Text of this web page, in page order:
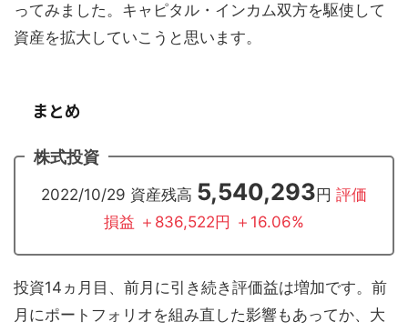
ってみました。キャピタル・インカム双方を駆使して
資産を拡大していこうと思います。
まとめ
株式投資
2022/10/29 資産残高 5,540,293 円 評価
損益 ＋836,522円 ＋16.06%
投資14ヵ月目、前月に引き続き評価益は増加です。前
月にポートフォリオを組み直した影響もあってか、大